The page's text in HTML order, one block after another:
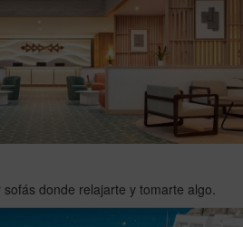
donde relajarte y tomarte algo.